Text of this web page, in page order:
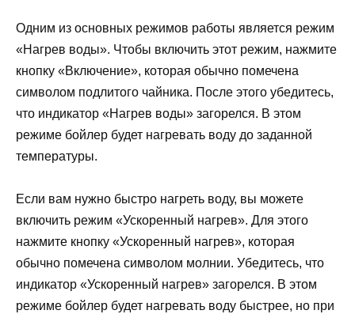
Одним из основных режимов работы является режим
«Нагрев воды». Чтобы включить этот режим, нажмите
кнопку «Включение», которая обычно помечена
символом подлитого чайника. После этого убедитесь,
что индикатор «Нагрев воды» загорелся. В этом
режиме бойлер будет нагревать воду до заданной
температуры.
Если вам нужно быстро нагреть воду, вы можете
включить режим «Ускоренный нагрев». Для этого
нажмите кнопку «Ускоренный нагрев», которая
обычно помечена символом молнии. Убедитесь, что
индикатор «Ускоренный нагрев» загорелся. В этом
режиме бойлер будет нагревать воду быстрее, но при